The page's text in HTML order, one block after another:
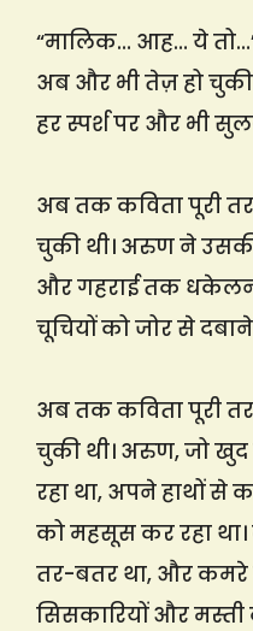
“मालिक… आह… ये
अब और भी तेज़ हो
हर स्पर्श पर और भी
अब तक कविता पूरी
चुकी थी। अरुण ने
और गहराई तक
चूचियों को जोर से
अब तक कविता पूरी
चुकी थी। अरुण, जो खुद
रहा था, अपने हाथों से
को महसूस कर रहा था।
तर-बतर था, और
सिसकारियों और